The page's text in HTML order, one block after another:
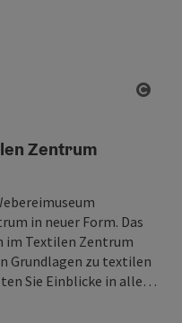
Zentrum
in neuer Form. Das
im Textilen Zentrum
Grundlagen zu textilen
Sie Einblicke in alle…